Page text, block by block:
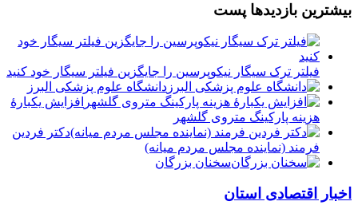
بیشترین بازدیدها پست
فیلتر ترک سیگار نیکوپرسین را جایگزین فیلتر سیگار خود کنید
دانشگاه علوم پزشکی البرز
افزایش یکبارۀ
هزینه پارکینگ متروی گلشهر
دكتر فردين
فرمند (نماينده مجلس مردم میانه)
سخنان بزرگان
اخبار اقتصادی استان